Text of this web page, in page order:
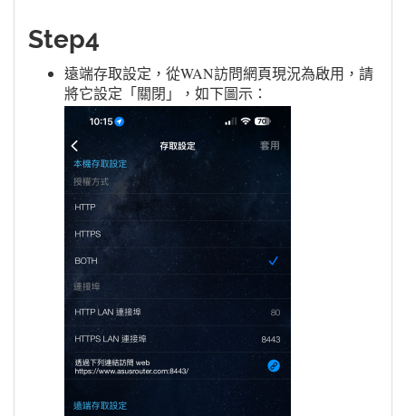
Step4
遠端存取設定，從WAN訪問網頁現況為啟用，請
將它設定「關閉」，如下圖示：